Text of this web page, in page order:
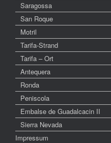
Saragossa
San Roque
Motril
Tarifa-Strand
Tarifa – Ort
Antequera
Ronda
Peniscola
Embalse de Guadalcacin II
Sierra Nevada
Impressum